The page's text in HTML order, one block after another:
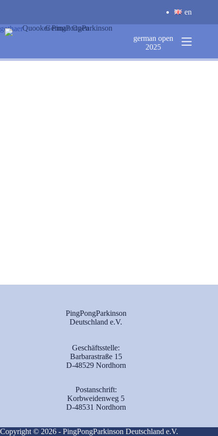
en
german open
2025
gothaer
PingPongParkinson
Deutschland e.V.
Geschäftsstelle:
Barbarastraße 15
D-48529 Nordhorn
Postanschrift:
Korbweidenweg 5
D-48531 Nordhorn
Copyright © 2026 - PingPongParkinson Deutschland e.V.